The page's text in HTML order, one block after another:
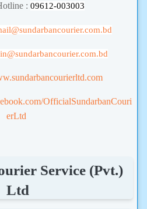
: 09612-003003
@sundarbancourier.com.bd
OfficialSundarbanCouri
erLtd
Service (Pvt.)
Ltd